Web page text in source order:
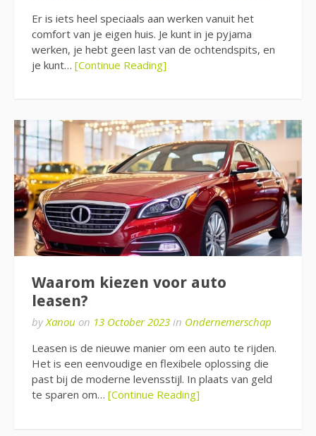
Er is iets heel speciaals aan werken vanuit het
comfort van je eigen huis. Je kunt in je pyjama
werken, je hebt geen last van de ochtendspits, en
je kunt… [Continue Reading]
Waarom kiezen voor auto
leasen?
byXanou on 13 October 2023 in Ondernemerschap
Leasen is de nieuwe manier om een auto te rijden.
Het is een eenvoudige en flexibele oplossing die
past bij de moderne levensstijl. In plaats van geld
te sparen om… [Continue Reading]